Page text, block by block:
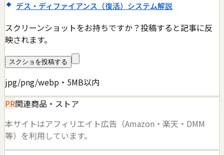
デス・ディファイアンス（復活）システム解説
スクリーンショットをお持ちですか？投稿すると記事に反
映されます。
スクショを投稿する
jpg/png/webp・5MB以内
PR関連商品・ストア
本サイトはアフィリエイト広告（Amazon・楽天・DMM
等）を利用しています。